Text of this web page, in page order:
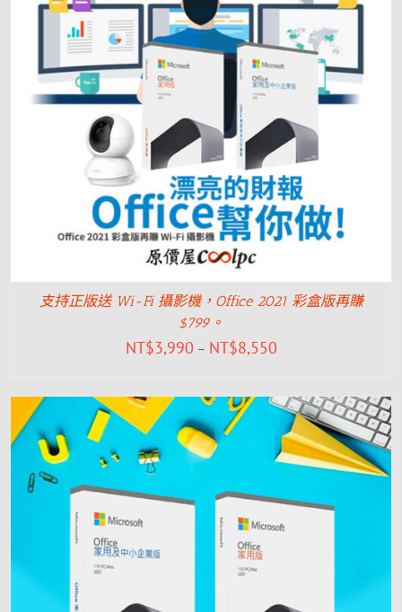
支持正版送 Wi-Fi 攝影機，Office 2021 彩盒版再賺
$799。
NT$3,990 – NT$8,550